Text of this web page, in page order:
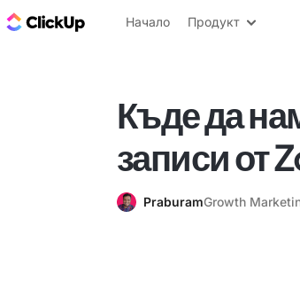
ClickUp блог
Начало Продукт
Къде да
записи от
PraburamGrowth